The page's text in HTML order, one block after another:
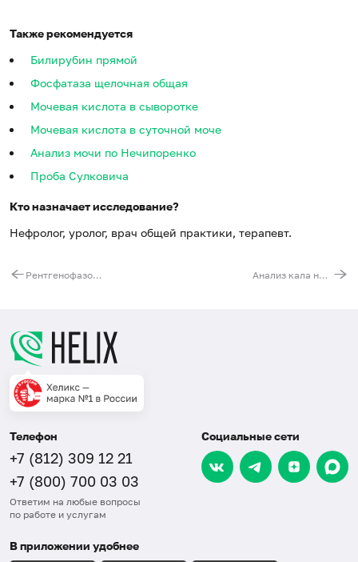
Также рекомендуется
Билирубин прямой
Фосфатаза щелочная общая
Мочевая кислота в сыворотке
Мочевая кислота в суточной моче
Анализ мочи по Нечипоренко
Проба Сулковича
Кто назначает исследование?
Нефролог, уролог, врач общей практики, терапевт.
Рентгенофазовый анализ мочевого камня Анализ кала на яйца и личинки гельминтов, простейшие и их цисты (Parasep)
Телефон
+7 (812) 309 12 21
+7 (800) 700 03 03
Ответим на любые вопросы
по работе и услугам
Социальные сети
В приложении удобнее